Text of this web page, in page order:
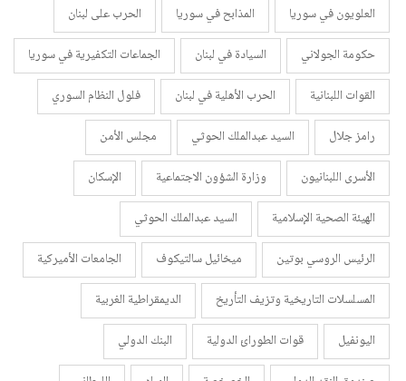
العلويون في سوريا
المذابح في سوريا
الحرب على لبنان
حكومة الجولاني
السيادة في لبنان
الجماعات التكفيرية في سوريا
القوات اللبنانية
الحرب الأهلية في لبنان
فلول النظام السوري
رامز جلال
السيد عبدالملك الحوثي
مجلس الأمن
الأسرى اللبنانيون
وزارة الشؤون الاجتماعية
الإسكان
الهيئة الصحية الإسلامية
السيد عبدالملك الحوثي
الرئيس الروسي بوتين
ميخائيل سالتيكوف
الجامعات الأميركية
المسلسلات التاريخية وتزيف التأريخ
الديمقراطية الغربية
اليونفيل
قوات الطورائ الدولية
البنك الدولي